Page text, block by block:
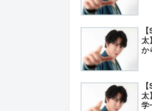
太
か
太
学